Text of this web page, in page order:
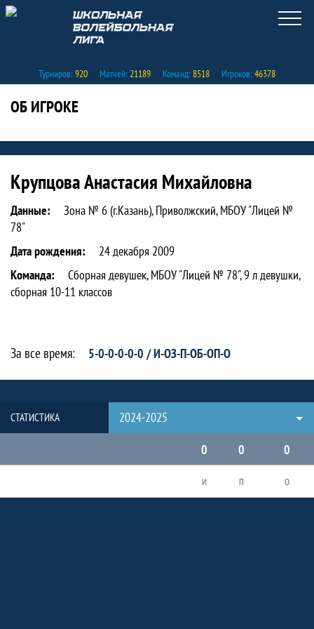
Турниров:920 Матчей:21189 Команд:8518 Игроков:46378
ОБ ИГРОКЕ
Статистика игрока Крупцова
Крупцова Анастасия Михайловна
Данные:
Зона № 6 (г.Казань), Приволжский, МБОУ "Лицей №
78"
Дата рождения:
24 декабря 2009
Команда:
Сборная девушек, МБОУ "Лицей № 78", 9 л девушки,
сборная 10-11 классов
За все время: 5-0-0-0-0-0 / И-ОЗ-П-ОБ-ОП-О
СТАТИСТИКА
2024-2025
0
0 0
И П О